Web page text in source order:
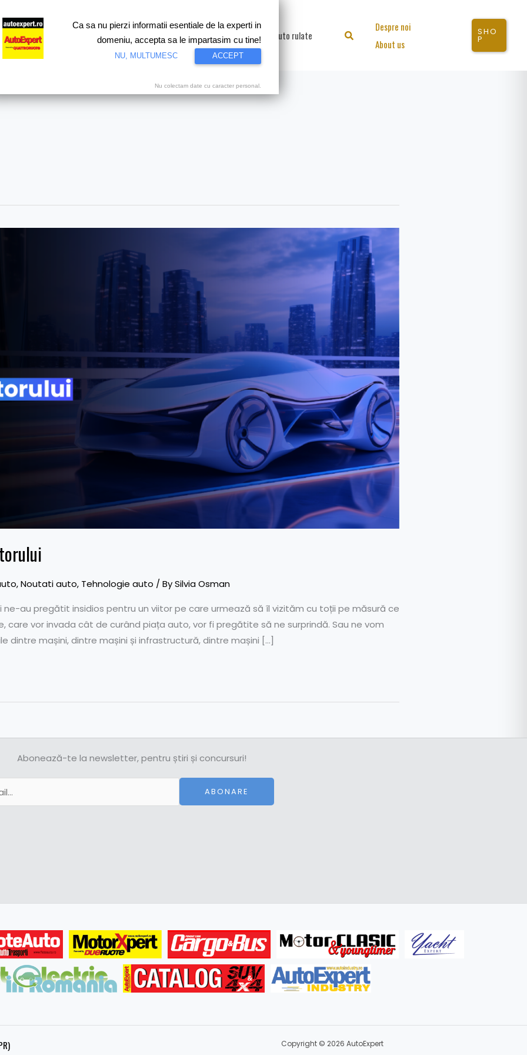
Test drive Motorsport Proiecte speciale Video Auto rulate Search
Despre noi
About us
SHO
P
,Noutati auto, Tehnologie auto / BySilvia Osman
au pregătit insidios pentru un viitor pe care urmează să îl vizităm cu toții pe măsură ce
care vor invada cât de curând piața auto, vor fi pregătite să ne surprindă. Sau ne vom
dintre mașini, dintre mașini și infrastructură, dintre mașini […]
Abonează-te la newsletter, pentru știri și concursuri!
ABONARE
Copyright © 2026 AutoExpert
Ca sa nu pierzi informatii esentiale de la experti in
domeniu, accepta sa le impartasim cu tine!
NU, MULTUMESC ACCEPT
Nu colectam date cu caracter personal.